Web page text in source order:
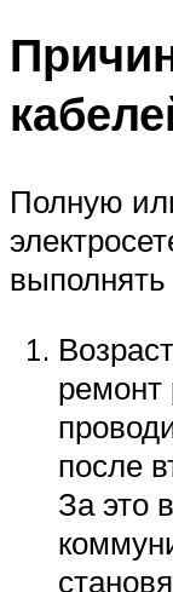
Полную
выполнять
ремонт
после
За это